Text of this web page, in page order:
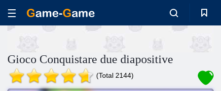
Gioco Conquistare due diapositive
(Total 2144)